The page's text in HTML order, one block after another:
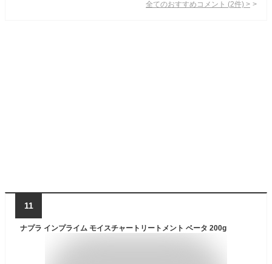
全てのおすすめコメント (2件) >
11
ナプラ インプライム モイスチャートリートメント ベータ 200g